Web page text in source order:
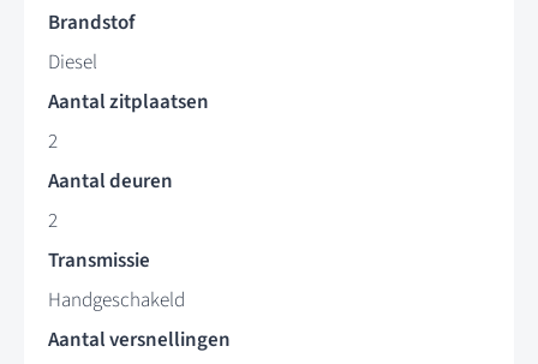
Brandstof
Diesel
Aantal zitplaatsen
2
Aantal deuren
2
Transmissie
Handgeschakeld
Aantal versnellingen